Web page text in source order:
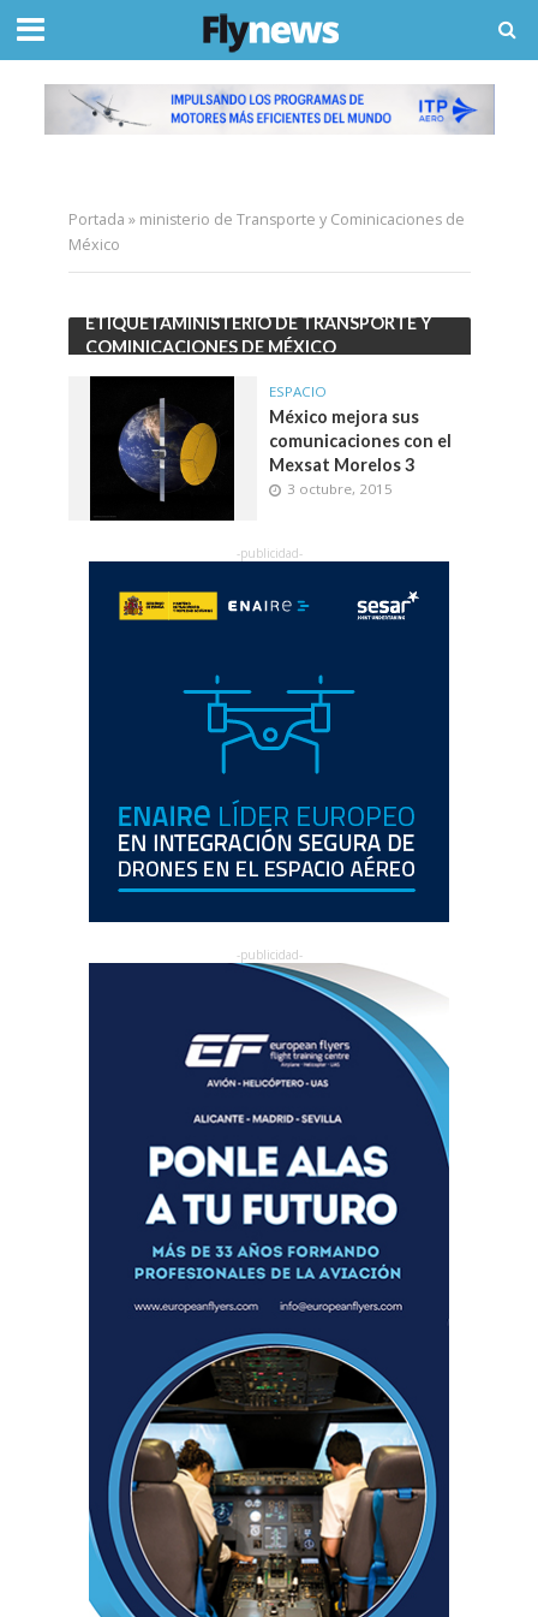
Portada » ministerio de Transporte y Cominicaciones de
México
ETIQUETAMINISTERIO DE TRANSPORTE Y
COMINICACIONES DE MÉXICO
ESPACIO
México mejora sus
comunicaciones con el
Mexsat Morelos 3
3 octubre, 2015